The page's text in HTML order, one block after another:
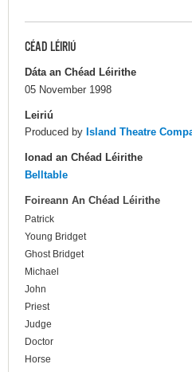
CÉAD LÉIRIÚ
Dáta an Chéad Léirithe
05 November 1998
Leiriú
Produced by Island Theatre
Ionad an Chéad Léirithe
Belltable
Foireann An Chéad Léirithe
Patrick
Young Bridget
Ghost Bridget
Michael
John
Priest
Judge
Doctor
Horse